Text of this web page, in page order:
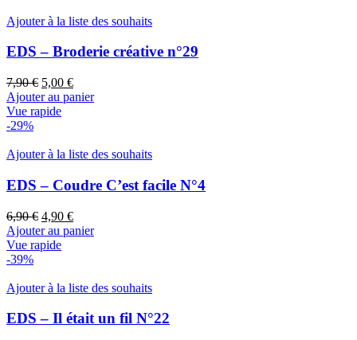
Ajouter à la liste des souhaits
EDS – Broderie créative n°29
7,90€ Le
prix
initial
5,00 €Le
prix
Ajouter au panier
Vue rapide
-29%
Ajouter à la liste des souhaits
EDS – Coudre C’est facile N°4
6,90€ Le
prix
initial
4,90 €Le
prix
Ajouter au panier
Vue rapide
-39%
Ajouter à la liste des souhaits
EDS – Il était un fil N°22